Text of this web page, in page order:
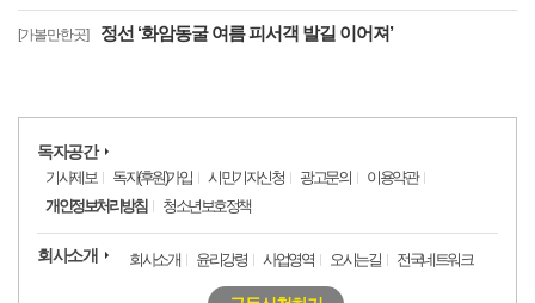
[가볼만한곳] 정선 ‘화암동굴 여름 피서객 발길 이어져’
독자공간
기사제보 독자(후원)가입 시민기자신청 광고문의
이용약관
개인정보처리방침
청소년보호정책
회사소개 회사소개 윤리강령 사업영역 오시는길 전국네트워크